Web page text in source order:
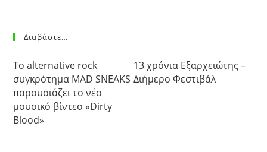
Διαβάστε…
Το alternative rock
συγκρότημα MAD SNEAKS
παρουσιάζει το νέο
μουσικό βίντεο «Dirty
Blood»
13 χρόνια Εξαρχειώτης –
Διήμερο Φεστιβάλ